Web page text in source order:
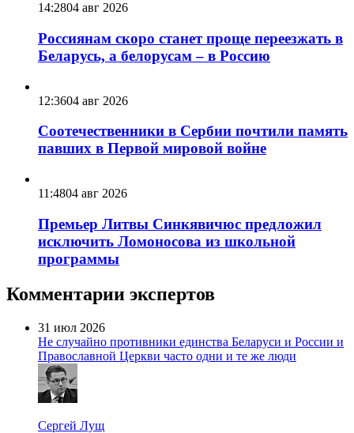
14:2804 авг 2026
Россиянам скоро станет проще переезжать в
Беларусь, а белорусам – в Россию
12:3604 авг 2026
Соотечественники в Сербии почтили память
павших в Первой мировой войне
11:4804 авг 2026
Премьер Литвы Синкявичюс предложил
исключить Ломоносова из школьной
программы
Комментарии экспертов
31 июл 2026
Не случайно противники единства Беларуси и России и
Православной Церкви часто одни и те же люди
Сергей Лущ